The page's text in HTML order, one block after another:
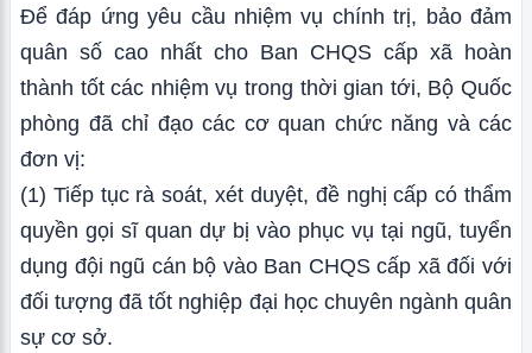
Để đáp ứng yêu cầu nhiệm vụ chính trị, bảo đảm
quân số cao nhất cho Ban CHQS cấp xã hoàn
thành tốt các nhiệm vụ trong thời gian tới, Bộ Quốc
phòng đã chỉ đạo các cơ quan chức năng và các
đơn vị:
(1) Tiếp tục rà soát, xét duyệt, đề nghị cấp có thẩm
quyền gọi sĩ quan dự bị vào phục vụ tại ngũ, tuyển
dụng đội ngũ cán bộ vào Ban CHQS cấp xã đối với
đối tượng đã tốt nghiệp đại học chuyên ngành quân
sự cơ sở.